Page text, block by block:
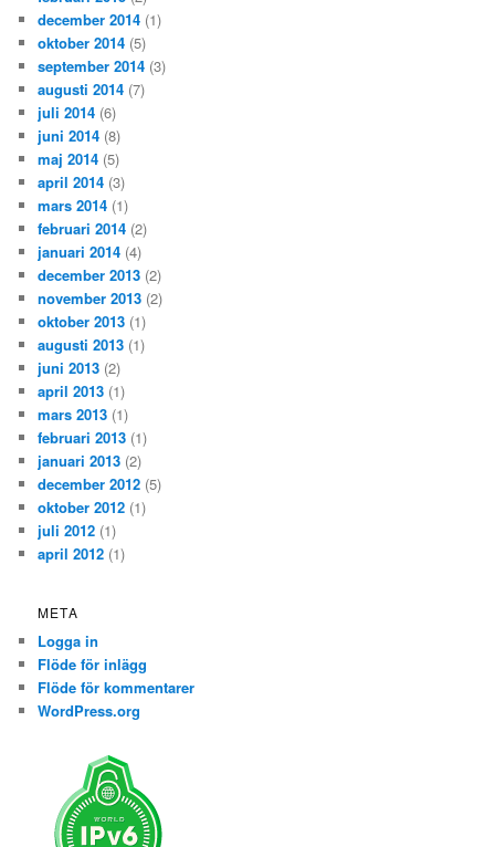
december 2014 (1)
oktober 2014 (5)
september 2014 (3)
augusti 2014 (7)
juli 2014 (6)
juni 2014 (8)
maj 2014 (5)
april 2014 (3)
mars 2014 (1)
februari 2014 (2)
januari 2014 (4)
december 2013 (2)
november 2013 (2)
oktober 2013 (1)
augusti 2013 (1)
juni 2013 (2)
april 2013 (1)
mars 2013 (1)
februari 2013 (1)
januari 2013 (2)
december 2012 (5)
oktober 2012 (1)
juli 2012 (1)
april 2012 (1)
META
Logga in
Flöde för inlägg
Flöde för kommentarer
WordPress.org